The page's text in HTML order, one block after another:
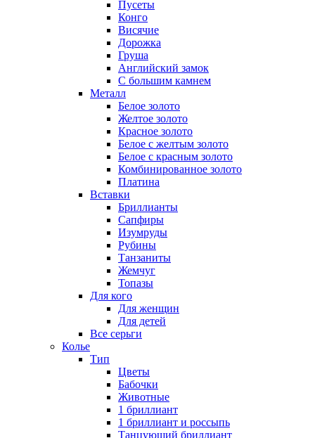
Пусеты
Конго
Висячие
Дорожка
Груша
Английский замок
С большим камнем
Металл
Белое золото
Желтое золото
Красное золото
Белое с желтым золото
Белое с красным золото
Комбинированное золото
Платина
Вставки
Бриллианты
Сапфиры
Изумруды
Рубины
Танзаниты
Жемчуг
Топазы
Для кого
Для женщин
Для детей
Все серьги
Колье
Тип
Цветы
Бабочки
Животные
1 бриллиант
1 бриллиант и россыпь
Танцующий бриллиант